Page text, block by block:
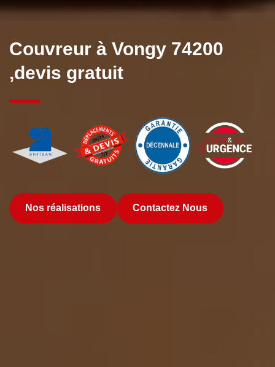
Couvreur à Vongy 74200
,devis gratuit
Nos réalisations Contactez Nous